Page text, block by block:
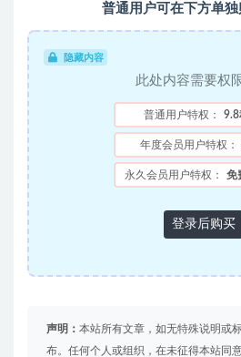
普通用户可在下方单独
隐藏内容
此处内容需要权
普通用户特权： 9.8
年度会员用户特权：
永久会员用户特权： 免
登录后购买
声明： 本站所有文章，如无特殊说明或
布。任何个人或组织，在未征得本站同